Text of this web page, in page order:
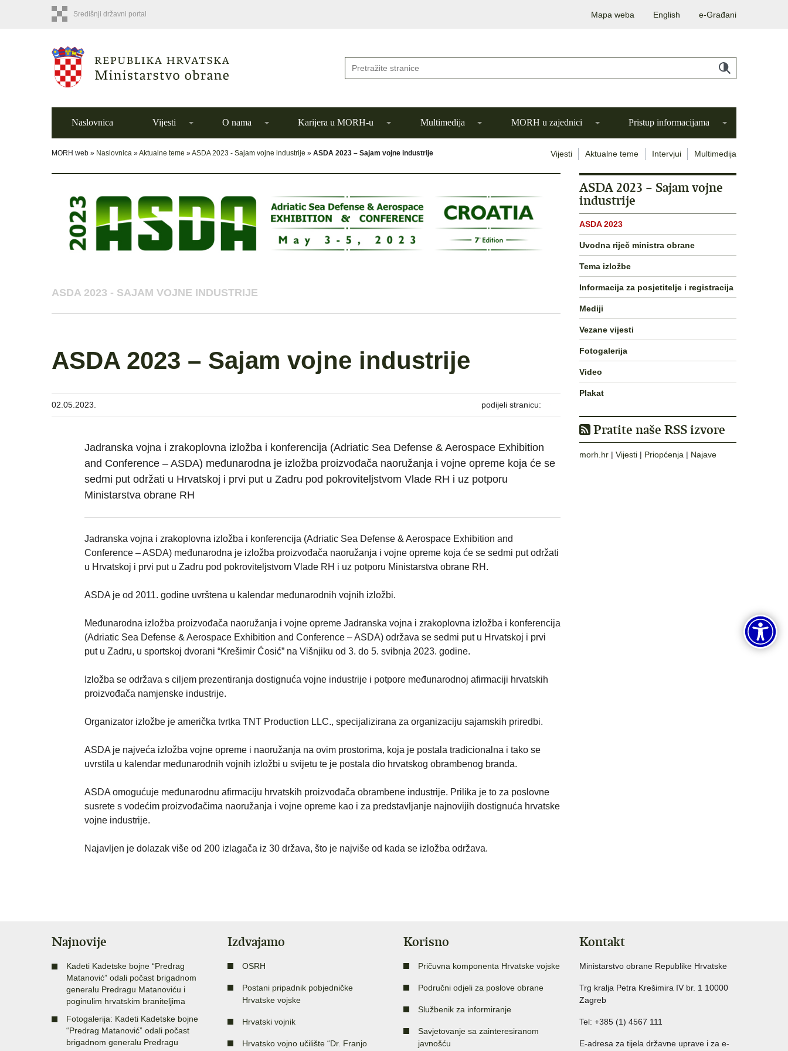
Središnji državni portal Mapa weba English e-Građani
Naslovnica Vijesti O nama Karijera u MORH-u Multimedija MORH u zajednici Pristup informacijama
MORH web » Naslovnica »Aktualne teme »ASDA 2023 - Sajam vojne industrije » ASDA 2023 – Sajam vojne industrije Vijesti Aktualne teme Intervjui Multimedija
ASDA 2023 - SAJAM VOJNE INDUSTRIJE
ASDA 2023 – Sajam vojne industrije
02.05.2023. podijeli stranicu:
Jadranska vojna i zrakoplovna izložba i konferencija (Adriatic Sea Defense & Aerospace Exhibition
and Conference – ASDA) međunarodna je izložba proizvođača naoružanja i vojne opreme koja će se
sedmi put održati u Hrvatskoj i prvi put u Zadru pod pokroviteljstvom Vlade RH i uz potporu
Ministarstva obrane RH
Jadranska vojna i zrakoplovna izložba i konferencija (Adriatic Sea Defense & Aerospace Exhibition and
Conference – ASDA) međunarodna je izložba proizvođača naoružanja i vojne opreme koja će se sedmi put održati
u Hrvatskoj i prvi put u Zadru pod pokroviteljstvom Vlade RH i uz potporu Ministarstva obrane RH.
ASDA je od 2011. godine uvrštena u kalendar međunarodnih vojnih izložbi.
Međunarodna izložba proizvođača naoružanja i vojne opreme Jadranska vojna i zrakoplovna izložba i konferencija
(Adriatic Sea Defense & Aerospace Exhibition and Conference – ASDA) održava se sedmi put u Hrvatskoj i prvi
put u Zadru, u sportskoj dvorani “Krešimir Ćosić” na Višnjiku od 3. do 5. svibnja 2023. godine.
Izložba se održava s ciljem prezentiranja dostignuća vojne industrije i potpore međunarodnoj afirmaciji hrvatskih
proizvođača namjenske industrije.
Organizator izložbe je američka tvrtka TNT Production LLC., specijalizirana za organizaciju sajamskih priredbi.
ASDA je najveća izložba vojne opreme i naoružanja na ovim prostorima, koja je postala tradicionalna i tako se
uvrstila u kalendar međunarodnih vojnih izložbi u svijetu te je postala dio hrvatskog obrambenog branda.
ASDA omogućuje međunarodnu afirmaciju hrvatskih proizvođača obrambene industrije. Prilika je to za poslovne
susrete s vodećim proizvođačima naoružanja i vojne opreme kao i za predstavljanje najnovijih dostignuća hrvatske
vojne industrije.
Najavljen je dolazak više od 200 izlagača iz 30 država, što je najviše od kada se izložba održava.
ASDA 2023 – Sajam vojne
industrije
ASDA 2023
Uvodna riječ ministra obrane
Tema izložbe
Informacija za posjetitelje i registracija
Mediji
Vezane vijesti
Fotogalerija
Video
Plakat
Pratite naše RSS izvore
morh.hr | Vijesti | Priopćenja | Najave
Najnovije
Kadeti Kadetske bojne “Predrag
Matanović” odali počast brigadnom
generalu Predragu Matanoviću i
poginulim hrvatskim braniteljima
Fotogalerija: Kadeti Kadetske bojne
“Predrag Matanović” odali počast
brigadnom generalu Predragu
Izdvajamo
OSRH
Postani pripadnik pobjedničke
Hrvatske vojske
Hrvatski vojnik
Hrvatsko vojno učilište “Dr. Franjo
Korisno
Pričuvna komponenta Hrvatske vojske
Područni odjeli za poslove obrane
Službenik za informiranje
Savjetovanje sa zainteresiranom
javnošću
Kontakt
Ministarstvo obrane Republike Hrvatske
Trg kralja Petra Krešimira IV br. 1 10000
Zagreb
Tel: +385 (1) 4567 111
E-adresa za tijela državne uprave i za e-